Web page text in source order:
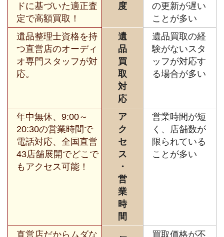
ドに基づいた適正査
定で高額買取！
度
の更新が遅い
ことが多い
遺品整理士資格を持
つ直営店のオーディ
オ専門スタッフが対
応。
遺
品
買
取
対
応
遺品買取の経
験がないスタ
ッフが対応す
る場合が多い
年中無休、9:00～
20:30の営業時間で
電話対応、全国直営
43店舗展開でどこで
もアクセス可能！
ア
ク
セ
ス
・
営
業
時
間
営業時間が短
く、店舗数が
限られている
ことが多い
直営店だからムダな 買取価格が不